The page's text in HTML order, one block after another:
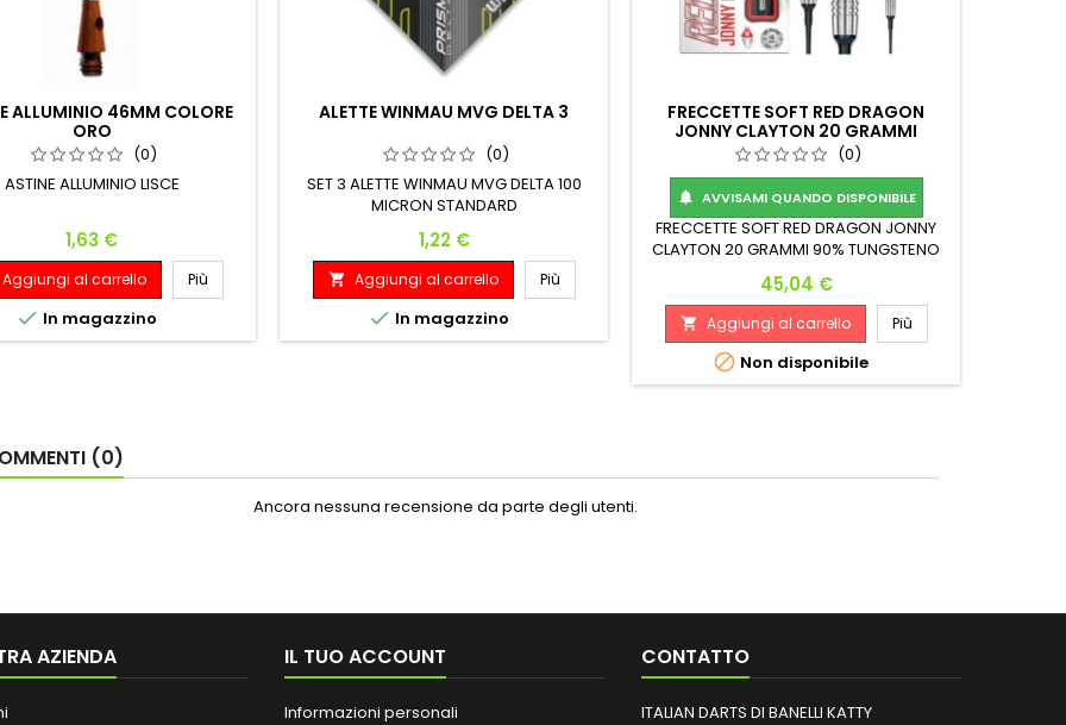
ALLUMINIO 46MM COLORE
ORO
(0)
ASTINE ALLUMINIO LISCE
Prezzo
1,63 €
Aggiungi al carrello Più
 In magazzino
ALETTE WINMAU MVG DELTA 3
(0)
SET 3 ALETTE WINMAU MVG DELTA 100
MICRON STANDARD
Prezzo
1,22 €
 Aggiungi al carrello Più
 In magazzino
FRECCETTE SOFT RED DRAGON
JONNY CLAYTON 20 GRAMMI
(0)
 AVVISAMI QUANDO DISPONIBILE
FRECCETTE SOFT RED DRAGON JONNY
CLAYTON 20 GRAMMI 90% TUNGSTENO
Dimensions 6.6mm x 50.8mm
Prezzo
45,04 €
 Aggiungi al carrello Più
 Non disponibile
(0)
Ancora nessuna recensione da parte degli utenti.
AZIENDA IL TUO ACCOUNT
Informazioni personali
CONTATTO
ITALIAN DARTS DI BANELLI KATTY